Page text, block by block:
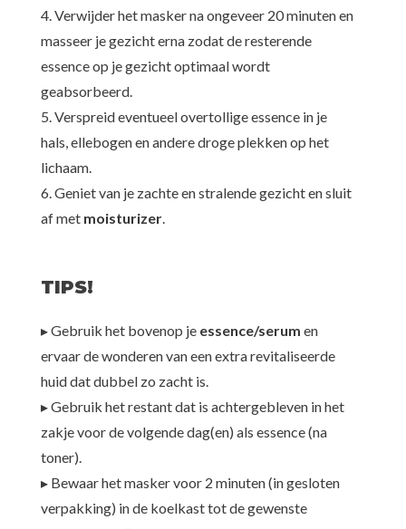
4. Verwijder het masker na ongeveer 20 minuten en
masseer je gezicht erna zodat de resterende
essence op je gezicht optimaal wordt
geabsorbeerd.
5. Verspreid eventueel overtollige essence in je
hals, ellebogen en andere droge plekken op het
lichaam.
6. Geniet van je zachte en stralende gezicht en sluit
af met moisturizer.
TIPS!
▸ Gebruik het bovenop je essence/serum en
ervaar de wonderen van een extra revitaliseerde
huid dat dubbel zo zacht is.
▸ Gebruik het restant dat is achtergebleven in het
zakje voor de volgende dag(en) als essence (na
toner).
▸ Bewaar het masker voor 2 minuten (in gesloten
verpakking) in de koelkast tot de gewenste